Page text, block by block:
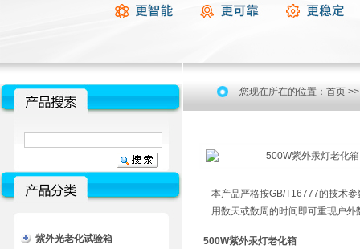
紫外光老化试验箱
您现在所在的位置： 首页
本产品严格按GB/T16777的技术
用数天或数周的时间即可重现户
500W紫外汞灯老化箱